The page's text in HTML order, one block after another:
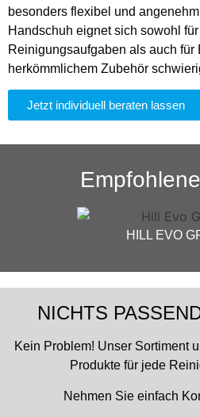
besonders flexibel und
Handschuh eignet sich sowohl
Reinigungsaufgaben als auch für
herkömmlichem Zubehör
Jetzt individuell beraten lassen
HILL EVO
NICHTS
Kein Problem! Unser Sortiment
Produkte für jede
Nehmen Sie einfach